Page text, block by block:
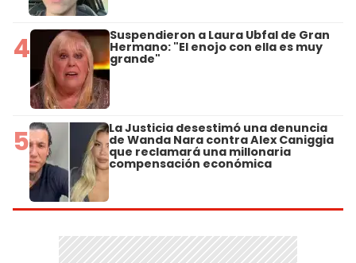
4 Suspendieron a Laura Ubfal de Gran
Hermano: "El enojo con ella es muy
grande"
5 La Justicia desestimó una denuncia
de Wanda Nara contra Alex Caniggia
que reclamará una millonaria
compensación económica